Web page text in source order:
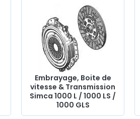
Embrayage, Boite de
vitesse & Transmission
Simca 1000 L / 1000 LS /
1000 GLS